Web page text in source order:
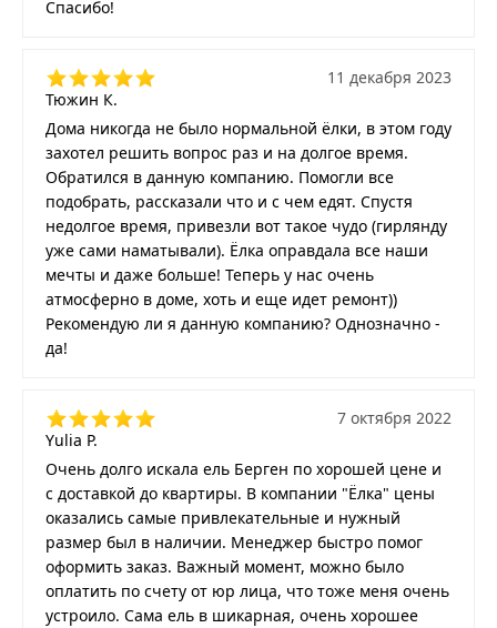
Спасибо!
Тюжин К.
11 декабря 2023
Дома никогда не было нормальной ёлки, в этом году
захотел решить вопрос раз и на долгое время.
Обратился в данную компанию. Помогли все
подобрать, рассказали что и с чем едят. Спустя
недолгое время, привезли вот такое чудо (гирлянду
уже сами наматывали). Ёлка оправдала все наши
мечты и даже больше! Теперь у нас очень
атмосферно в доме, хоть и еще идет ремонт))
Рекомендую ли я данную компанию? Однозначно -
да!
Yulia P.
7 октября 2022
Очень долго искала ель Берген по хорошей цене и
с доставкой до квартиры. В компании "Ёлка" цены
оказались самые привлекательные и нужный
размер был в наличии. Менеджер быстро помог
оформить заказ. Важный момент, можно было
оплатить по счету от юр лица, что тоже меня очень
устроило. Сама ель в шикарная, очень хорошее